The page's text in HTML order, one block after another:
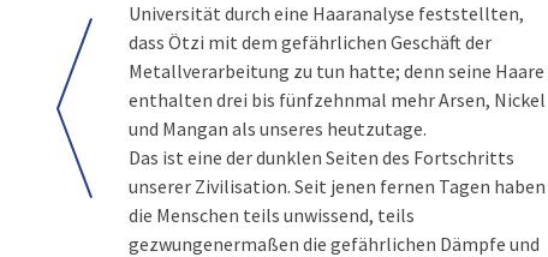
Universität durch eine Haaranalyse feststellten,
dass Ötzi mit dem gefährlichen Geschäft der
Metallverarbeitung zu tun hatte; denn seine Haare
enthalten drei bis fünfzehnmal mehr Arsen, Nickel
und Mangan als unseres heutzutage.
Das ist eine der dunklen Seiten des Fortschritts
unserer Zivilisation. Seit jenen fernen Tagen haben
die Menschen teils unwissend, teils
gezwungenermaßen die gefährlichen Dämpfe und